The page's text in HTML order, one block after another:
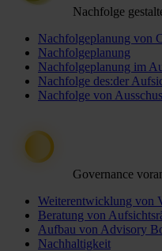
Nachfolge
Nachfolgeplanung von
Nachfolgeplanung
Nachfolgeplanung im
Nachfolge des:der
Nachfolge von
Governance
Weiterentwicklung von
Beratung von
Aufbau von Advisory
Nachhaltigkeit